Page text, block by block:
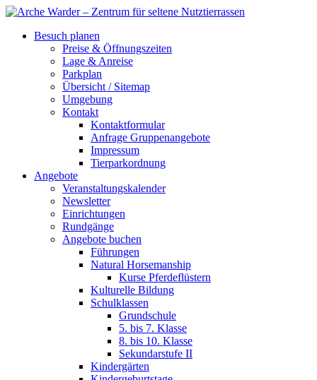
Besuch planen
Preise & Öffnungszeiten
Lage & Anreise
Parkplan
Übersicht / Sitemap
Umgebung
Kontakt
Kontaktformular
Anfrage Gruppenangebote
Impressum
Tierparkordnung
Angebote
Veranstaltungskalender
Newsletter
Einrichtungen
Rundgänge
Angebote buchen
Führungen
Natural Horsemanship
Kurse Pferdeflüstern
Kulturelle Bildung
Schulklassen
Grundschule
5. bis 7. Klasse
8. bis 10. Klasse
Sekundarstufe II
Kindergärten